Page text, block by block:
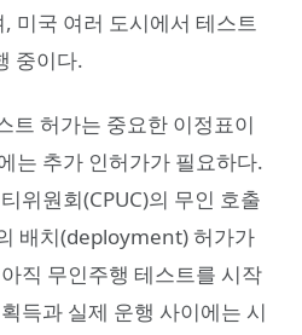
미국 여러 도시에서 테스트
중이다.
트 허가는 중요한 이정표이
는 추가 인허가가 필요하다.
위원회(CPUC)의 무인 호출
배치(deployment) 허가가
직 무인주행 테스트를 시작
득과 실제 운행 사이에는 시